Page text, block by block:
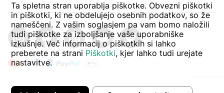
Ta spletna stran uporablja piškotke. Obvezni piškotki
in piškotki, ki ne obdelujejo osebnih podatkov, so že
nameščeni. Z vašim soglasjem pa vam bomo naložili
tudi piškotke za izboljšanje vaše uporabniške
izkušnje. Več informacij o piškotkih si lahko
preberete na strani Piškotki, kjer lahko tudi urejate
nastavitve.